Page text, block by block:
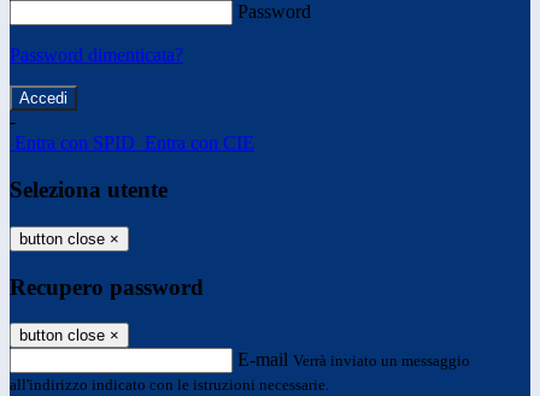
Password
Password dimenticata?
-
Entra con SPID Entra con CIE
Seleziona utente
button close ×
Recupero password
button close ×
E-mail Verrà inviato un messaggio
all'indirizzo indicato con le istruzioni necessarie.